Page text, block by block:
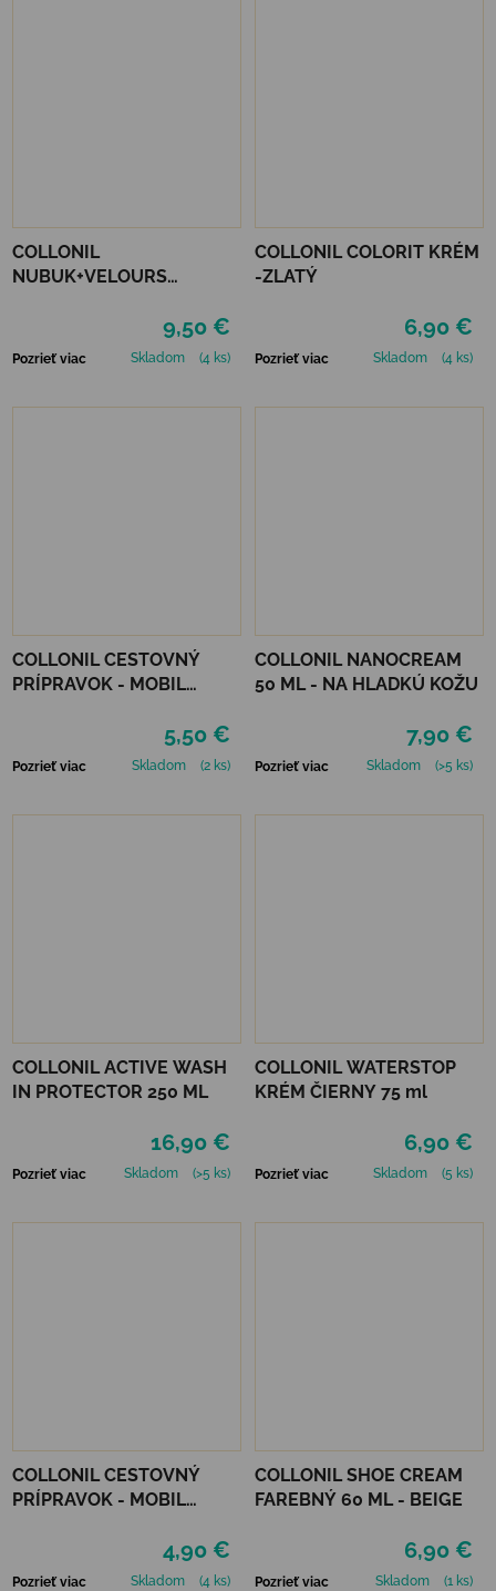
COLLONIL
NUBUK+VELOURS
9,50 €
Pozrieť viac Skladom (4 ks)
COLLONIL COLORIT KRÉM
-ZLATÝ
6,90 €
Pozrieť viac Skladom (4 ks)
COLLONIL CESTOVNÝ
PRÍPRAVOK - MOBIL
5,50 €
Pozrieť viac Skladom (2 ks)
COLLONIL NANOCREAM
50 ML - NA HLADKÚ KOŽU
7,90 €
Pozrieť viac Skladom (>5 ks)
COLLONIL ACTIVE WASH
IN PROTECTOR 250 ML
16,90 €
Pozrieť viac Skladom (>5 ks)
COLLONIL WATERSTOP
KRÉM ČIERNY 75 ml
6,90 €
Pozrieť viac Skladom (5 ks)
COLLONIL CESTOVNÝ
PRÍPRAVOK - MOBIL
4,90 €
Pozrieť viac Skladom (4 ks)
COLLONIL SHOE CREAM
FAREBNÝ 60 ML - BEIGE
6,90 €
Pozrieť viac Skladom (1 ks)